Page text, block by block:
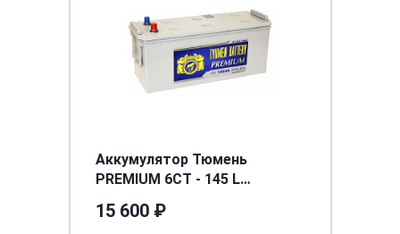
Аккумулятор Тюмень
PREMIUM 6СТ - 145 L
15 600 ₽